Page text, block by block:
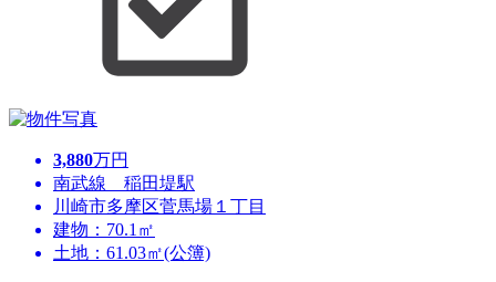
3,880万円
南武線 稲田堤駅
川崎市多摩区菅馬場１丁目
建物：70.1㎡
土地：61.03㎡(公簿)